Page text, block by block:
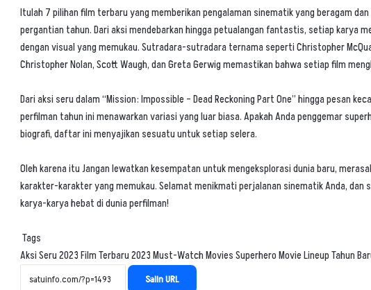
Itulah 7 pilihan film terbaru yang memberikan pengalaman sinematik yang beragam
pergantian tahun. Dari aksi mendebarkan hingga petualangan fantastis, setiap karya
dengan visual yang memukau. Sutradara-sutradara ternama seperti Christopher
Christopher Nolan, Scott Waugh, dan Greta Gerwig memastikan bahwa setiap film
Dari aksi seru dalam “Mission: Impossible – Dead Reckoning Part One” hingga pesan
perfilman tahun ini menawarkan variasi yang luar biasa. Apakah Anda penggemar
biografi, daftar ini menyajikan sesuatu untuk setiap selera.
Oleh karena itu Jangan lewatkan kesempatan untuk mengeksplorasi dunia baru,
karakter-karakter yang memukau. Selamat menikmati perjalanan sinematik Anda, dan
karya-karya hebat di dunia perfilman!
Tags
Aksi Seru 2023Film Terbaru 2023Must-Watch MoviesSuperhero Movie LineupTahun
Salin URL